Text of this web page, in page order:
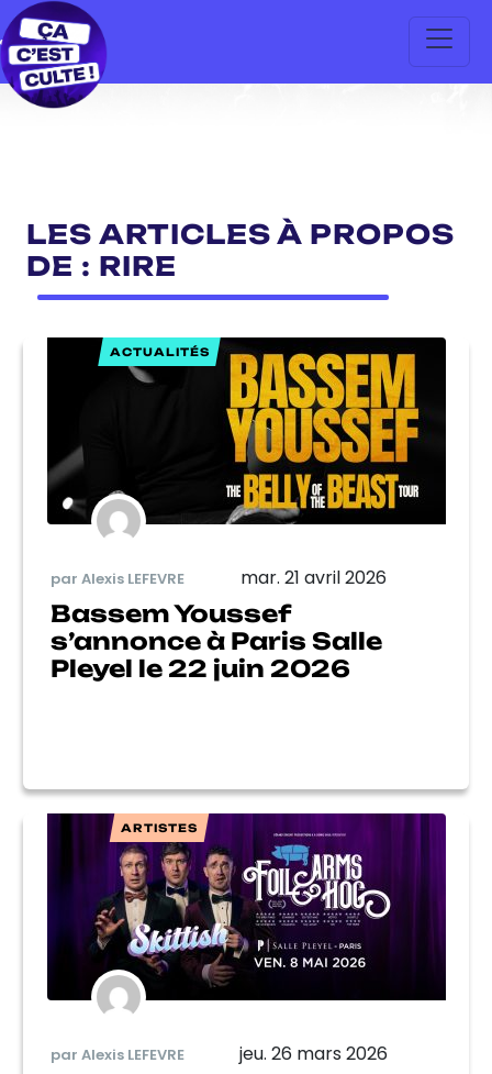
LES ARTICLES À PROPOS
DE : RIRE
ACTUALITÉS
par Alexis LEFEVRE mar. 21 avril 2026
Bassem Youssef
s’annonce à Paris Salle
Pleyel le 22 juin 2026
ARTISTES
par Alexis LEFEVRE jeu. 26 mars 2026